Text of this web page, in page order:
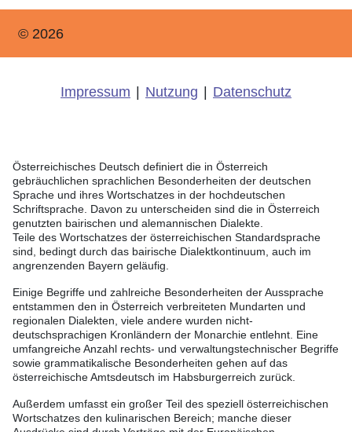
© 2026
Impressum Nutzung Datenschutz
Österreichisches Deutsch definiert die in Österreich
gebräuchlichen sprachlichen Besonderheiten der deutschen
Sprache und ihres Wortschatzes in der hochdeutschen
Schriftsprache. Davon zu unterscheiden sind die in Österreich
genutzten bairischen und alemannischen Dialekte.
Teile des Wortschatzes der österreichischen Standardsprache
sind, bedingt durch das bairische Dialektkontinuum, auch im
angrenzenden Bayern geläufig.
Einige Begriffe und zahlreiche Besonderheiten der Aussprache
entstammen den in Österreich verbreiteten Mundarten und
regionalen Dialekten, viele andere wurden nicht-
deutschsprachigen Kronländern der Monarchie entlehnt. Eine
umfangreiche Anzahl rechts- und verwaltungstechnischer Begriffe
sowie grammatikalische Besonderheiten gehen auf das
österreichische Amtsdeutsch im Habsburgerreich zurück.
Außerdem umfasst ein großer Teil des speziell österreichischen
Wortschatzes den kulinarischen Bereich; manche dieser